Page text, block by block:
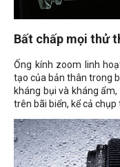
Bất chấp mọi thử
Ống kính zoom linh
tạo của bản thân trong
kháng bụi và kháng
trên bãi biển, kể cả chụp